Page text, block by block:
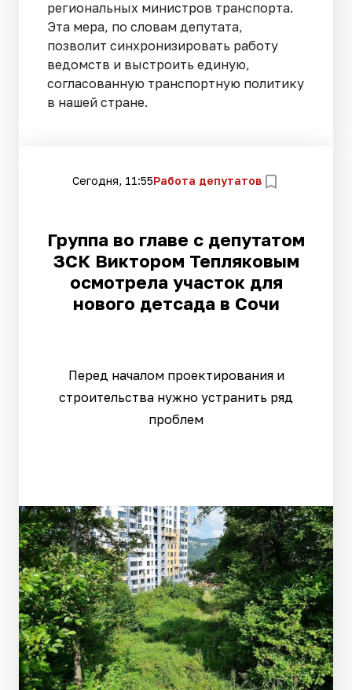
региональных министров транспорта.
Эта мера, по словам депутата,
позволит синхронизировать работу
ведомств и выстроить единую,
согласованную транспортную политику
в нашей стране.
Сегодня, 11:55Работа депутатов
Группа во главе с депутатом
ЗСК Виктором Тепляковым
осмотрела участок для
нового детсада в Сочи
Перед началом проектирования и
строительства нужно устранить ряд
проблем